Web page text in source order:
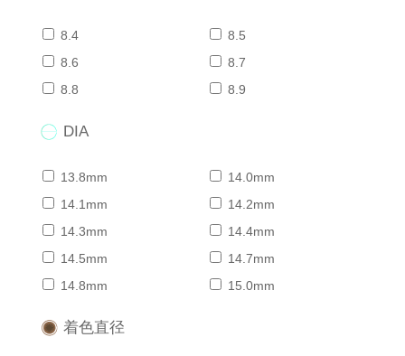
8.4
8.5
8.6
8.7
8.8
8.9
DIA
13.8mm
14.0mm
14.1mm
14.2mm
14.3mm
14.4mm
14.5mm
14.7mm
14.8mm
15.0mm
着色直径